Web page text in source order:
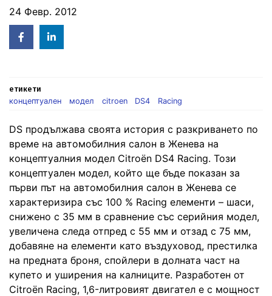
24 Февр. 2012
Facebook
in
етикети
концептуален
модел citroen DS4 Racing
DS продължава своята история с разкриването по
време на автомобилния салон в Женева на
концептуалния модел Citroën DS4 Racing. Този
концептуален модел, който ще бъде показан за
първи път на автомобилния салон в Женева се
характеризира със 100 % Racing елементи – шаси,
снижено с 35 мм в сравнение със серийния модел,
увеличена следа отпред с 55 мм и отзад с 75 мм,
добавяне на елементи като въздуховод, престилка
на предната броня, спойлери в долната част на
купето и уширения на калниците. Разработен от
Citroën Racing, 1,6-литровият двигател е с мощност